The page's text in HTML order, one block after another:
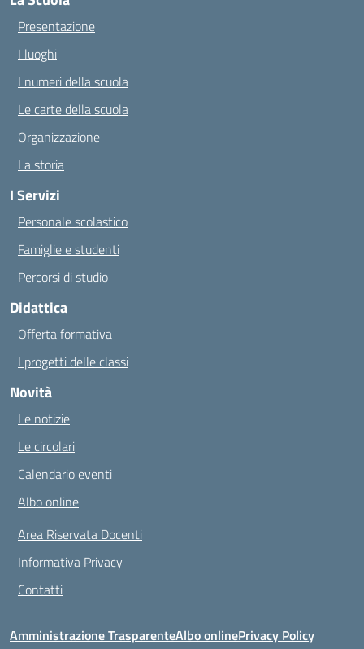
Presentazione
I luoghi
I numeri della scuola
Le carte della scuola
Organizzazione
La storia
I Servizi
Personale scolastico
Famiglie e studenti
Percorsi di studio
Didattica
Offerta formativa
I progetti delle classi
Novità
Le notizie
Le circolari
Calendario eventi
Albo online
Area Riservata Docenti
Informativa Privacy
Contatti
Amministrazione TrasparenteAlbo onlinePrivacy Policy